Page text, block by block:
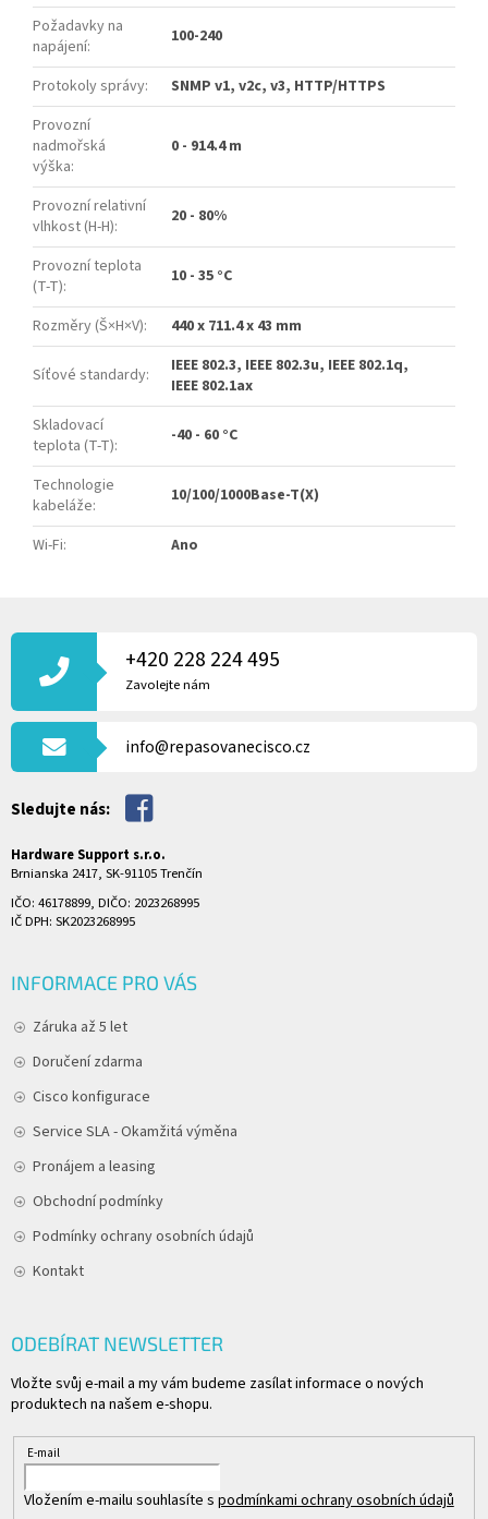
Požadavky na
napájení: 100-240
Protokoly správy:
SNMP v1, v2c, v3, HTTP/HTTPS
Provozní
nadmořská
výška:
0 - 914.4 m
Provozní relativní
vlhkost (H-H): 20 - 80%
Provozní teplota
(T-T): 10 - 35 °C
Rozměry (Š×H×V): 440 x 711.4 x 43 mm
Síťové standardy:
IEEE 802.3, IEEE 802.3u, IEEE 802.1q,
IEEE 802.1ax
Skladovací
teplota (T-T): -40 - 60 °C
Technologie
kabeláže: 10/100/1000Base-T(X)
Wi-Fi: Ano
Á
T
+420 228 224 495
Zavolejte nám
info@repasovanecisco.cz
Sledujte nás:
Hardware Support s.r.o.
Brnianska 2417, SK-91105 Trenčín
IČO: 46178899, DIČO: 2023268995
IČ DPH: SK2023268995
INFORMACE PRO VÁS
Záruka až 5 let
Doručení zdarma
Cisco konfigurace
Service SLA - Okamžitá výměna
Pronájem a leasing
Obchodní podmínky
Podmínky ochrany osobních údajů
Kontakt
ODEBÍRAT NEWSLETTER
Vložte svůj e-mail a my vám budeme zasílat informace o nových
produktech na našem e-shopu.
E-mail
Vložením e-mailu souhlasíte s podmínkami ochrany osobních údajů